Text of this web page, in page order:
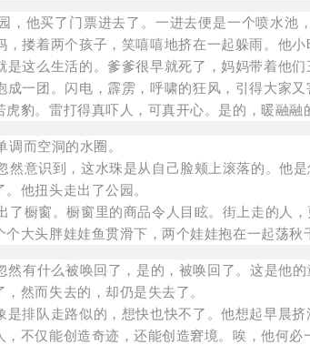
，他买了门票进去了。一进去便是一个喷水
搂着两个孩子，笑嘻嘻地挤在一起躲雨。他
是这么生活的。爹爹很早就死了，妈妈带着他
一团。闪电，霹雳，呼啸的狂风，引得大家
豹。雷打得真吓人，可真开心。是的，暖融融
而空洞的水圈。
意识到，这水珠是从自己脸颊上滚落的。他
他扭头走出了公园。
橱窗。橱窗里的商品令人目眩。街上走的人
大头胖娃娃鱼贯滑下，两个娃娃抱在一起荡
然有什么被唤回了，是的，被唤回了。这是他
然而失去的，却仍是失去了。
队走路似的，想快也快不了。他想起早晨挤
不仅能创造奇迹，还能创造窘境。唉，他何必